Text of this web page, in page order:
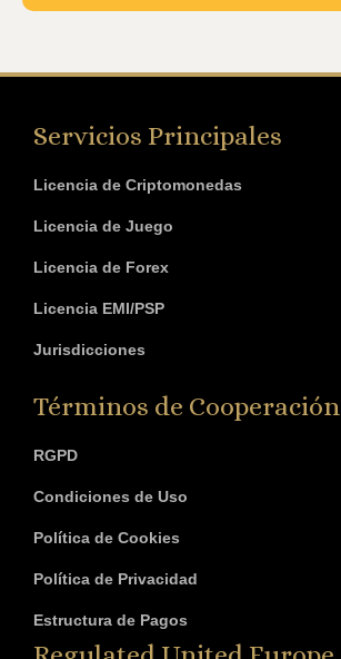
Servicios Principales
Licencia de Criptomonedas
Licencia de Juego
Licencia de Forex
Licencia EMI/PSP
Jurisdicciones
Términos de Cooperación
RGPD
Condiciones de Uso
Política de Cookies
Política de Privacidad
Estructura de Pagos